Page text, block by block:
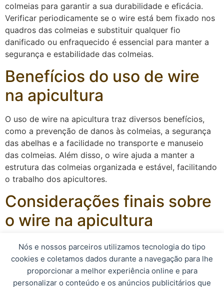
Nós e nossos parceiros utilizamos tecnologia do tipo
cookies e coletamos dados durante a navegação para lhe
proporcionar a melhor experiência online e para
personalizar o conteúdo e os anúncios publicitários que
colmeias para garantir a sua durabilidade e eficácia.
Verificar periodicamente se o wire está bem fixado nos
quadros das colmeias e substituir qualquer fio
danificado ou enfraquecido é essencial para manter a
segurança e estabilidade das colmeias.
Benefícios do uso de wire
na apicultura
O uso de wire na apicultura traz diversos benefícios,
como a prevenção de danos às colmeias, a segurança
das abelhas e a facilidade no transporte e manuseio
das colmeias. Além disso, o wire ajuda a manter a
estrutura das colmeias organizada e estável, facilitando
o trabalho dos apicultores.
Considerações finais sobre
o wire na apicultura
O wire é um componente essencial na apicultura, que
contribui para a segurança, estabilidade e organização
das colmeias. Com o uso adequado do wire, os
apicultores podem garantir o bem-estar das abelhas e a